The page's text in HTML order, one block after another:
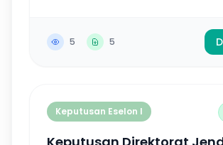
5 5
Keputusan Eselon I